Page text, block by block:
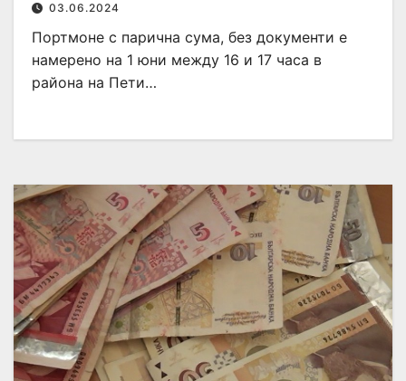
03.06.2024
Портмоне с парична сума, без документи е
намерено на 1 юни между 16 и 17 часа в
района на Пети…